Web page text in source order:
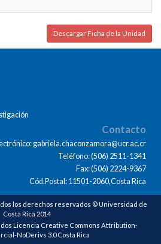
Descargar Ficha de la Unidad
Contacto
gabriela.chaconzamora@ucr.ac.cr
Teléfono: (506) 2511-1341
Fax: (506) 2224-9367
Cód.Postal: 11501-2060,Costa Rica
los derechos reservados © Universidad de
Costa Rica 2014
Licencia Creative Commons Attribution-
NoDerivs 3.0 Costa Rica